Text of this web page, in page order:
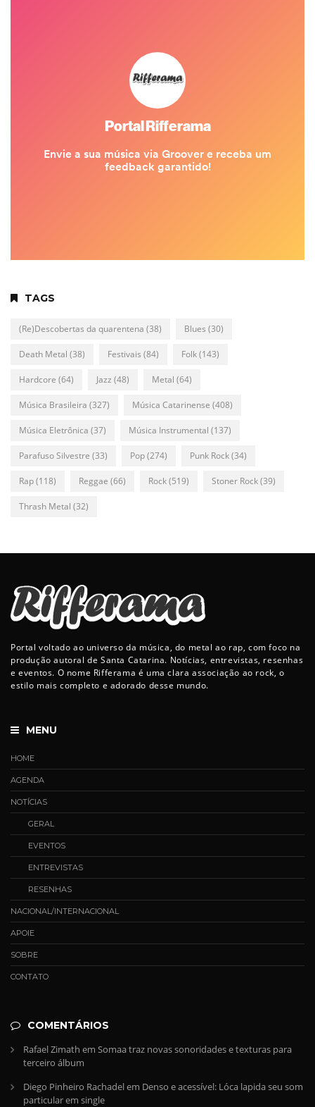
TAGS
(Re)Descobertas da quarentena (38) Blues (30)
Death Metal (38) Festivais (84) Folk(143)
Hardcore (64) Jazz (48) Metal (64)
Música Brasileira (327) Música Catarinense (408)
Música Eletrônica (37) Música Instrumental (137)
Parafuso Silvestre (33) Pop(274) Punk Rock(34)
Rap(118) Reggae (66) Rock(519) Stoner Rock(39)
Thrash Metal (32)
Portal voltado ao universo da música, do metal ao rap, com foco na
produção autoral de Santa Catarina. Notícias, entrevistas, resenhas
e eventos. O nome Rifferama é uma clara associação ao rock, o
estilo mais completo e adorado desse mundo.
MENU
HOME
AGENDA
NOTÍCIAS
GERAL
EVENTOS
ENTREVISTAS
RESENHAS
NACIONAL/INTERNACIONAL
APOIE
SOBRE
CONTATO
COMENTÁRIOS
Rafael Zimath em Somaa traz novas sonoridades e texturas para
terceiro álbum
Diego Pinheiro Rachadelem Denso e acessível: Lóca lapida seu som
particular em single